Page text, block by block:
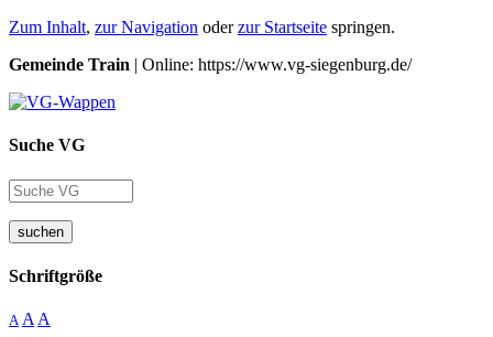
Zum Inhalt, zur Navigation oderzur Startseite springen.
Gemeinde Train | Online: https://www.vg-siegenburg.de/
Suche VG
suchen
Schriftgröße
A A A